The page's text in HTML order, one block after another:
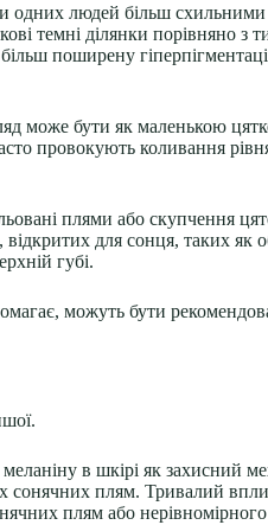
одних людей більш
темні ділянки порівняно з
поширену
може бути як маленькою
провокують коливання
плями або скупчення
відкритих для сонця, таких як
губі.
можуть бути
в шкірі як захисний
сонячних плям. Тривалий
плям або